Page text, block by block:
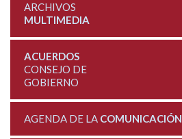
ARCHIVOS
MULTIMEDIA
ACUERDOS
CONSEJO DE
GOBIERNO
AGENDA DE LA COMUNICACIÓN